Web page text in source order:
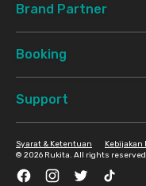
Brand Partner
Booking
Support
© 2026 Rukita. All rights
Syarat & Ketentuan Kebijakan
FacebookInstagramTwitter TikTok